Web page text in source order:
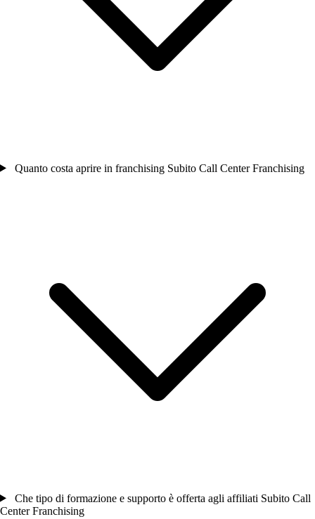
Quanto costa aprire in franchising Subito Call Center Franchising
Che tipo di formazione e supporto è offerta agli affiliati Subito Call
Center Franchising